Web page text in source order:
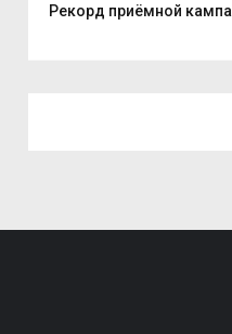
Рекорд приёмной